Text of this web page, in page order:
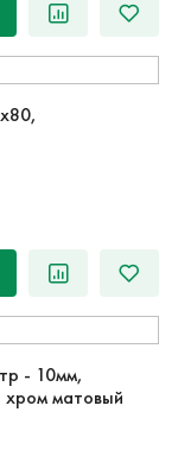
- 10мм,
матовый